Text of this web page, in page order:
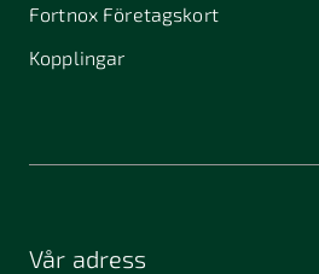
Fortnox Företagskort
Kopplingar
Vår adress